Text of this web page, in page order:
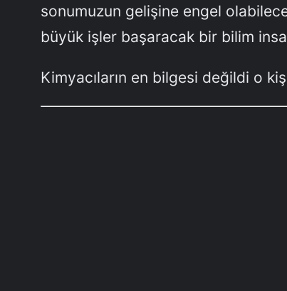
sonumuzun gelişine engel
büyük işler başaracak bir bilim
Kimyacıların en bilgesi değildi o